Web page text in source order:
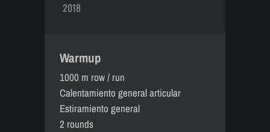
2018
Warmup
1000 m row / run
Calentamiento general articular
Estiramiento general
2 rounds